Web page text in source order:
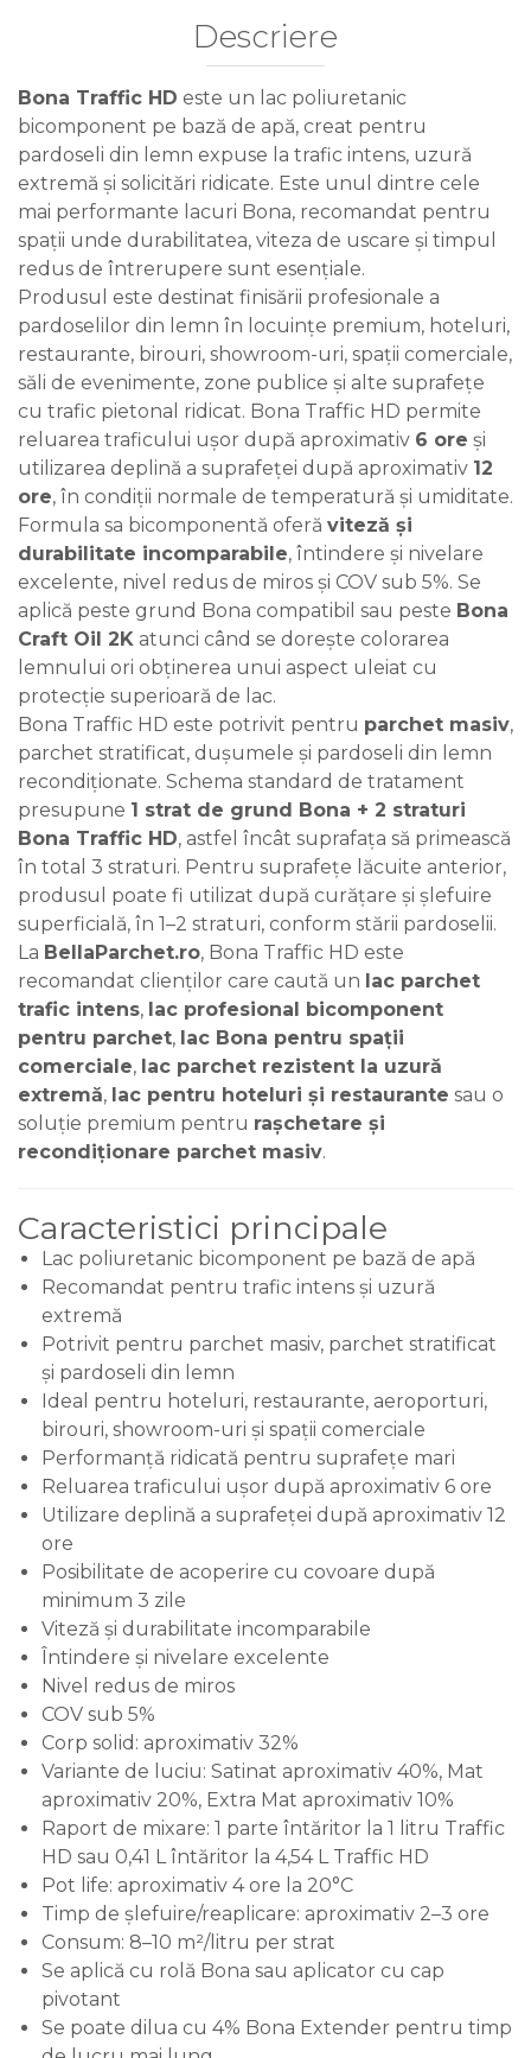
Descriere
Bona Traffic HD este un lac poliuretanic
bicomponent pe bază de apă, creat pentru
pardoseli din lemn expuse la trafic intens, uzură
extremă și solicitări ridicate. Este unul dintre cele
mai performante lacuri Bona, recomandat pentru
spații unde durabilitatea, viteza de uscare și timpul
redus de întrerupere sunt esențiale.
Produsul este destinat finisării profesionale a
pardoselilor din lemn în locuințe premium, hoteluri,
restaurante, birouri, showroom-uri, spații comerciale,
săli de evenimente, zone publice și alte suprafețe
cu trafic pietonal ridicat. Bona Traffic HD permite
reluarea traficului ușor după aproximativ 6 ore și
utilizarea deplină a suprafeței după aproximativ 12
ore, în condiții normale de temperatură și umiditate.
Formula sa bicomponentă oferă viteză și
durabilitate incomparabile, întindere și nivelare
excelente, nivel redus de miros și COV sub 5%. Se
aplică peste grund Bona compatibil sau peste Bona
Craft Oil 2K atunci când se dorește colorarea
lemnului ori obținerea unui aspect uleiat cu
protecție superioară de lac.
Bona Traffic HD este potrivit pentru parchet masiv,
parchet stratificat, dușumele și pardoseli din lemn
recondiționate. Schema standard de tratament
presupune 1 strat de grund Bona + 2 straturi
Bona Traffic HD, astfel încât suprafața să primească
în total 3 straturi. Pentru suprafețe lăcuite anterior,
produsul poate fi utilizat după curățare și șlefuire
superficială, în 1–2 straturi, conform stării pardoselii.
La BellaParchet.ro, Bona Traffic HD este
recomandat clienților care caută un lac parchet
trafic intens, lac profesional bicomponent
pentru parchet, lac Bona pentru spații
comerciale, lac parchet rezistent la uzură
extremă, lac pentru hoteluri și restaurante sau o
soluție premium pentru rașchetare și
recondiționare parchet masiv.
Caracteristici principale
Lac poliuretanic bicomponent pe bază de apă
Recomandat pentru trafic intens și uzură
extremă
Potrivit pentru parchet masiv, parchet stratificat
și pardoseli din lemn
Ideal pentru hoteluri, restaurante, aeroporturi,
birouri, showroom-uri și spații comerciale
Performanță ridicată pentru suprafețe mari
Reluarea traficului ușor după aproximativ 6 ore
Utilizare deplină a suprafeței după aproximativ 12
ore
Posibilitate de acoperire cu covoare după
minimum 3 zile
Viteză și durabilitate incomparabile
Întindere și nivelare excelente
Nivel redus de miros
COV sub 5%
Corp solid: aproximativ 32%
Variante de luciu: Satinat aproximativ 40%, Mat
aproximativ 20%, Extra Mat aproximativ 10%
Raport de mixare: 1 parte întăritor la 1 litru Traffic
HD sau 0,41 L întăritor la 4,54 L Traffic HD
Pot life: aproximativ 4 ore la 20°C
Timp de șlefuire/reaplicare: aproximativ 2–3 ore
Consum: 8–10 m²/litru per strat
Se aplică cu rolă Bona sau aplicator cu cap
pivotant
Se poate dilua cu 4% Bona Extender pentru timp